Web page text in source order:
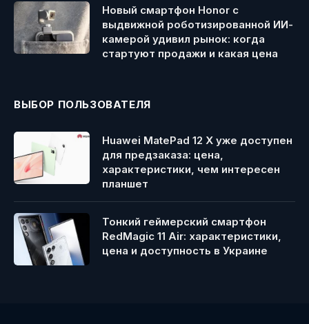
Новый смартфон Honor с
выдвижной роботизированной ИИ-
камерой удивил рынок: когда
стартуют продажи и какая цена
ВЫБОР ПОЛЬЗОВАТЕЛЯ
Huawei MatePad 12 X уже доступен
для предзаказа: цена,
характеристики, чем интересен
планшет
Тонкий геймерский смартфон
RedMagic 11 Air: характеристики,
цена и доступность в Украине